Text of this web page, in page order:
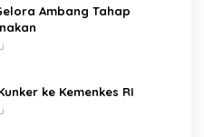
Ambang Tahap
ke Kemenkes RI